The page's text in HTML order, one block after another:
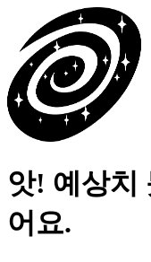
앗! 예상치
어요.